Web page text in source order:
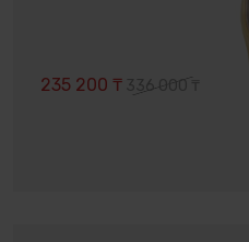
235 200 ₸ 336 000 ₸